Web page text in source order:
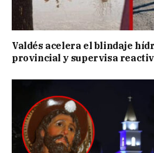
Valdés acelera el blindaje
provincial y supervisa